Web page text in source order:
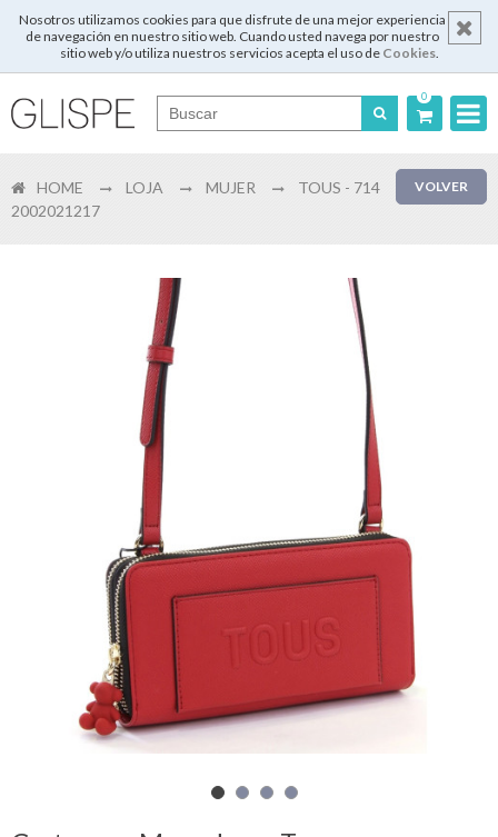
Nosotros utilizamos cookies para que disfrute de una mejor experiencia
de navegación en nuestro sitio web. Cuando usted navega por nuestro
sitio web y/o utiliza nuestros servicios acepta el uso de Cookies.
0
English
Français
Login
Registrar
Mi
cesta
Glispe
Hombre
VOLVER
HOME LOJA MUJER
TOUS - 714
2002021217